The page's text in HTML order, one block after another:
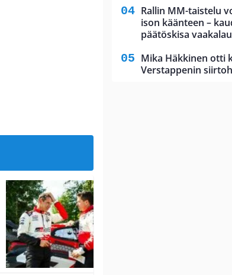
Rallin MM-taistelu
ison käänteen –
päätöskisa
Mika Häkkinen otti
Verstappenin